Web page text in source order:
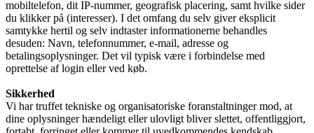
mobiltelefon, dit IP-nummer, geografisk placering, samt hvilke sider
du klikker på (interesser). I det omfang du selv giver eksplicit
samtykke hertil og selv indtaster informationerne behandles
desuden: Navn, telefonnummer, e-mail, adresse og
betalingsoplysninger. Det vil typisk være i forbindelse med
oprettelse af login eller ved køb.
Sikkerhed
Vi har truffet tekniske og organisatoriske foranstaltninger mod, at
dine oplysninger hændeligt eller ulovligt bliver slettet, offentliggjort,